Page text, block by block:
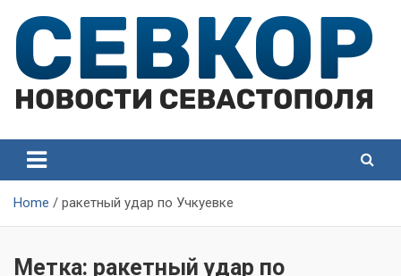
content
Севастополя
Севастополя
Home ракетный удар по Учкуевке
Метка: ракетный удар по